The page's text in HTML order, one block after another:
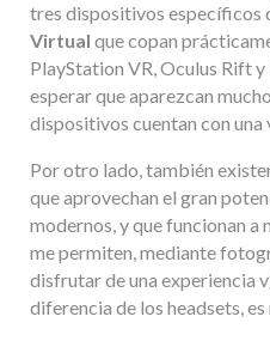
tres dispositivos específicos
Virtual que copan
PlayStation VR, Oculus Rift
esperar que aparezcan
dispositivos cuentan con
Por otro lado, también
que aprovechan el gran
modernos, y que funcionan a
me permiten, mediante
disfrutar de una experiencia
diferencia de los headsets,